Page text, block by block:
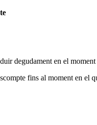
degudament en el
fins al moment en